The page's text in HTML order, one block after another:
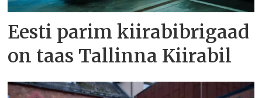
Eesti parim kiirabibrigaad
on taas Tallinna Kiirabil